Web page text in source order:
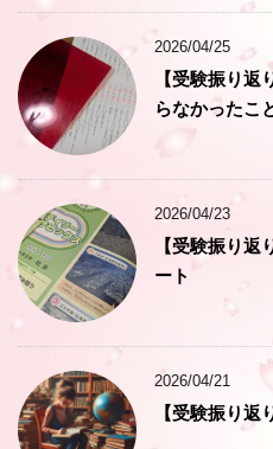
2026/04/25
【受験振り
らなかったこ
2026/04/23
【受験振り
ート
2026/04/21
【受験振り